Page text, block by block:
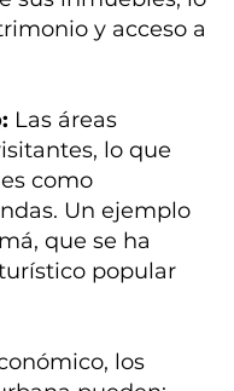
y acceso a
Las áreas
lo que
como
Un ejemplo
que se ha
popular
los